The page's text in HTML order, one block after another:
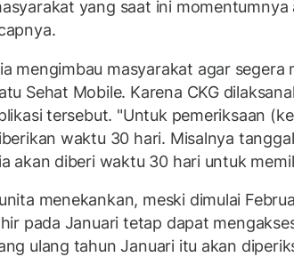
yang saat ini momentumnya
mengimbau masyarakat agar segera
Sehat Mobile. Karena CKG
tersebut. "Untuk pemeriksaan
waktu 30 hari. Misalnya
akan diberi waktu 30 hari untuk
menekankan, meski dimulai
pada Januari tetap dapat
ulang tahun Januari itu akan